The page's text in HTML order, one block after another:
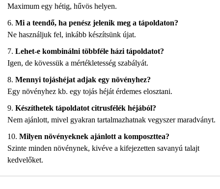
Maximum egy hétig, hűvös helyen.
Mi a teendő, ha penész jelenik meg a tápoldaton?
Ne használjuk fel, inkább készítsünk újat.
Lehet-e kombinálni többféle házi tápoldatot?
Igen, de kövessük a mértékletesség szabályát.
Mennyi tojáshéjat adjak egy növényhez?
Egy növényhez kb. egy tojás héját érdemes elosztani.
Készíthetek tápoldatot citrusfélék héjából?
Nem ajánlott, mivel gyakran tartalmazhatnak vegyszer maradványt.
Milyen növényeknek ajánlott a komposzttea?
Szinte minden növénynek, kivéve a kifejezetten savanyú talajt
kedvelőket.